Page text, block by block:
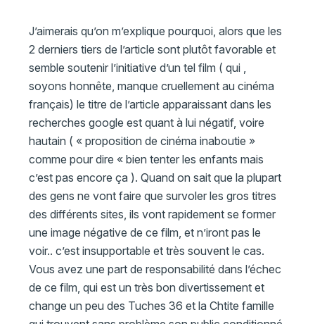
J’aimerais qu’on m’explique pourquoi, alors que les
2 derniers tiers de l’article sont plutôt favorable et
semble soutenir l’initiative d’un tel film ( qui ,
soyons honnête, manque cruellement au cinéma
français) le titre de l’article apparaissant dans les
recherches google est quant à lui négatif, voire
hautain ( « proposition de cinéma inaboutie »
comme pour dire « bien tenter les enfants mais
c’est pas encore ça ). Quand on sait que la plupart
des gens ne vont faire que survoler les gros titres
des différents sites, ils vont rapidement se former
une image négative de ce film, et n’iront pas le
voir.. c’est insupportable et très souvent le cas.
Vous avez une part de responsabilité dans l’échec
de ce film, qui est un très bon divertissement et
change un peu des Tuches 36 et la Chtite famille